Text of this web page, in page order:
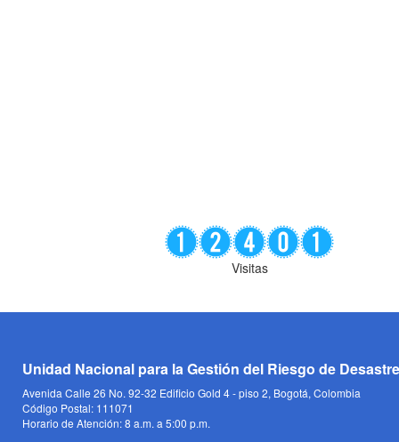
Visitas
Unidad Nacional para la Gestión del Riesgo de
Avenida Calle 26 No. 92-32 Edificio Gold 4 - piso 2, Bogotá, Colombia
Código Postal: 111071
Horario de Atención: 8 a.m. a 5:00 p.m.